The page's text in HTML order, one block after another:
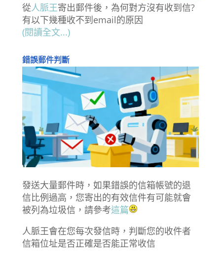
從人脈王寄出郵件後，為何對方沒有收到信?
有以下幾種收不到email的原因
(閱讀全文...)
錯誤郵件判斷
發送大量郵件時，如果錯誤的信箱帳號的退
信比例過高，您寄出的有效信件有可能就會
被列為垃圾信，請參考這篇
人脈王會在您每次發信時，判斷您的收件者
信箱位址是否正確是否能正常收信